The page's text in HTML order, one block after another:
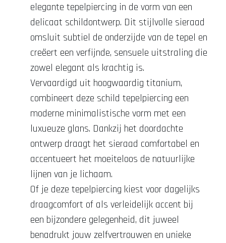
elegante tepelpiercing in de vorm van een
delicaat schildontwerp. Dit stijlvolle sieraad
omsluit subtiel de onderzijde van de tepel en
creëert een verfijnde, sensuele uitstraling die
zowel elegant als krachtig is.
Vervaardigd uit hoogwaardig titanium,
combineert deze schild tepelpiercing een
moderne minimalistische vorm met een
luxueuze glans. Dankzij het doordachte
ontwerp draagt het sieraad comfortabel en
accentueert het moeiteloos de natuurlijke
lijnen van je lichaam.
Of je deze tepelpiercing kiest voor dagelijks
draagcomfort of als verleidelijk accent bij
een bijzondere gelegenheid, dit juweel
benadrukt jouw zelfvertrouwen en unieke